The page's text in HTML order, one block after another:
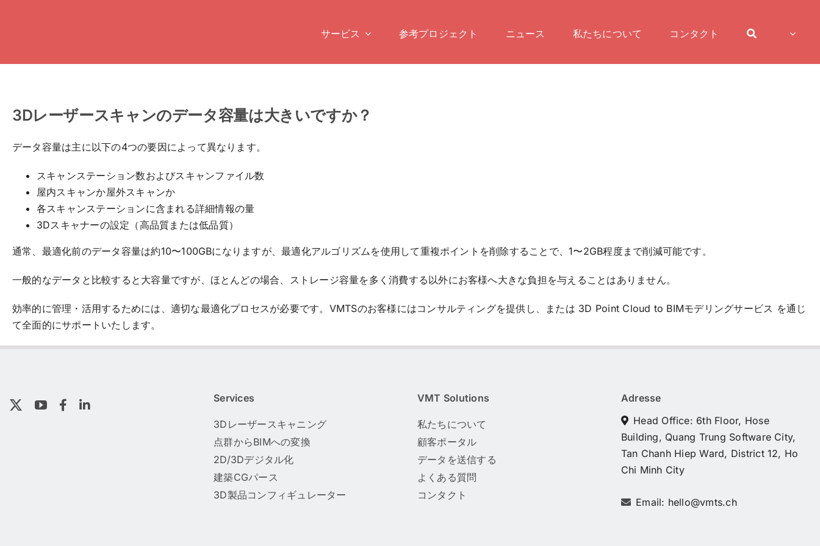
サービス 参考プロジェクト ニュース 私たちについて コンタクト
3Dレーザースキャンのデータ容量は大きいですか？
データ容量は主に以下の4つの要因によって異なります。
スキャンステーション数およびスキャンファイル数
屋内スキャンか屋外スキャンか
各スキャンステーションに含まれる詳細情報の量
3Dスキャナーの設定（高品質または低品質）
通常、最適化前のデータ容量は約10〜100GBになりますが、最適化アルゴリズムを使用して重複ポイントを削除することで、1〜2GB程度まで削減可能です。
一般的なデータと比較すると大容量ですが、ほとんどの場合、ストレージ容量を多く消費する以外にお客様へ大きな負担を与えることはありません。
効率的に管理・活用するためには、適切な最適化プロセスが必要です。VMTSのお客様にはコンサルティングを提供し、または 3D Point Cloud to BIMモデリングサービス を通じ
て全面的にサポートいたします。
Services
3Dレーザースキャニング
点群からBIMへの変換
2D/3Dデジタル化
建築CGパース
3D製品コンフィギュレーター
VMT Solutions
私たちについて
顧客ポータル
データを送信する
よくある質問
コンタクト
Adresse
Head Office: 6th Floor, Hose
Building, Quang Trung Software City,
Tan Chanh Hiep Ward, District 12, Ho
Chi Minh City
Email: hello@vmts.ch